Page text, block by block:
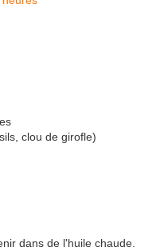
clou de girofle)
dans de l'huile chaude.